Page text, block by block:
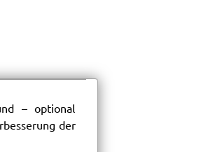
– optional
der